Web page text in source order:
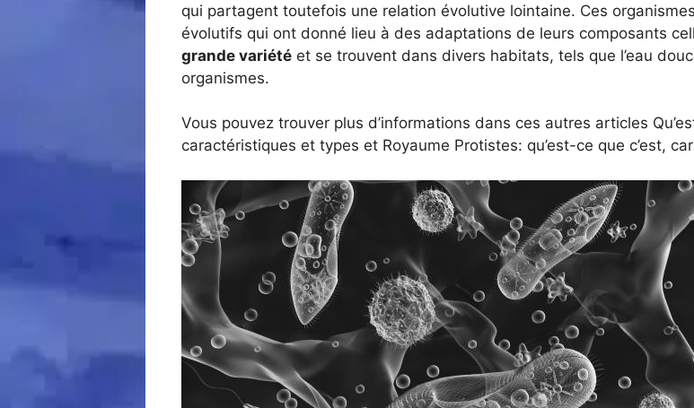
qui partagent toutefois une relation évolutive lointaine. Ces
évolutifs qui ont donné lieu à des adaptations de leurs composants
grande variété et se trouvent dans divers habitats, tels que l’eau
organismes.
Vous pouvez trouver plus d’informations dans ces autres articles
caractéristiques et types et Royaume Protistes: qu’est-ce que c’est,